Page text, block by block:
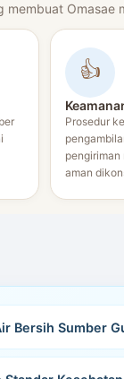
membuat Omasae
👍
Prosedur
pengiriman
aman
Bersih Sumber